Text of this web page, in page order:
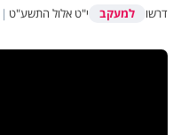
דרשו למעקב י"ט אלול התשע"ט |